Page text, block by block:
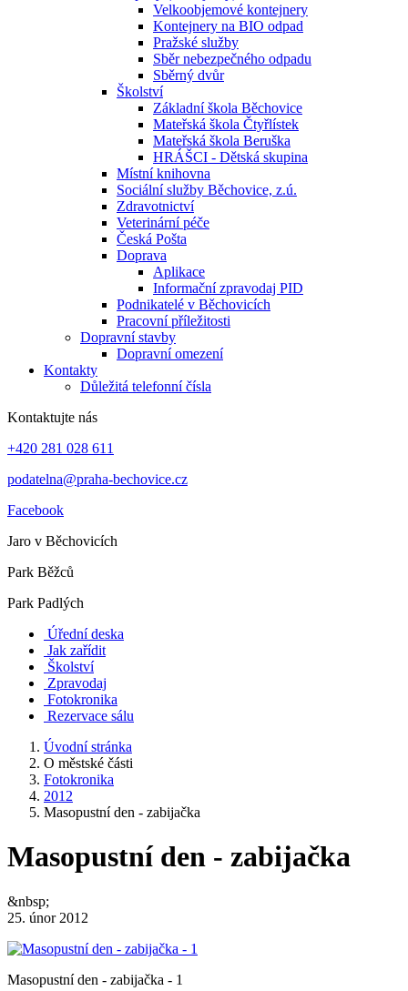
Velkoobjemové kontejnery
Kontejnery na BIO odpad
Pražské služby
Sběr nebezpečného odpadu
Sběrný dvůr
Školství
Základní škola Běchovice
Mateřská škola Čtyřlístek
Mateřská škola Beruška
HRÁŠCI - Dětská skupina
Místní knihovna
Sociální služby Běchovice, z.ú.
Zdravotnictví
Veterinární péče
Česká Pošta
Doprava
Aplikace
Informační zpravodaj PID
Podnikatelé v Běchovicích
Pracovní příležitosti
Dopravní stavby
Dopravní omezení
Kontakty
Důležitá telefonní čísla
Kontaktujte nás
+420 281 028 611
podatelna@praha-bechovice.cz
Facebook
Jaro v Běchovicích
Park Běžců
Park Padlých
Úřední deska
Jak zařídit
Školství
Zpravodaj
Fotokronika
Rezervace sálu
Úvodní stránka
O městské části
Fotokronika
2012
Masopustní den - zabijačka
Masopustní den - zabijačka
&nbsp;
25. únor 2012
Masopustní den - zabijačka - 1